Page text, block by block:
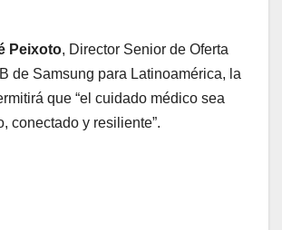
Peixoto, Director Senior de Oferta
de Samsung para Latinoamérica, la
que “el cuidado médico sea
conectado y resiliente”.